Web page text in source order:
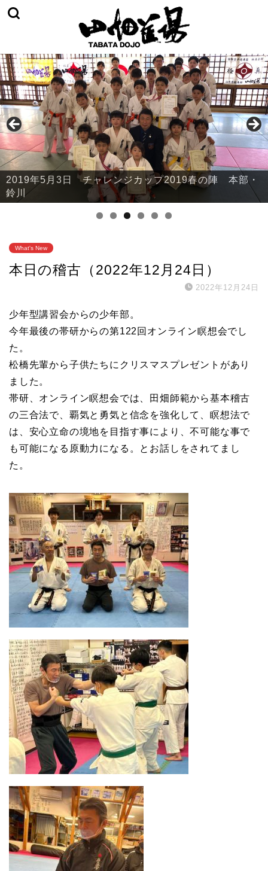
2019年5月3日 チャレンジカップ2019春の陣 本部・
鈴川
What's New
本日の稽古（2022年12月24日）
2022年12月24日
少年型講習会からの少年部。
今年最後の帯研からの第122回オンライン瞑想会でし
た。
松橋先輩から子供たちにクリスマスプレゼントがあり
ました。
帯研、オンライン瞑想会では、田畑師範から基本稽古
の三合法で、覇気と勇気と信念を強化して、瞑想法で
は、安心立命の境地を目指す事により、不可能な事で
も可能になる原動力になる。とお話しをされてまし
た。